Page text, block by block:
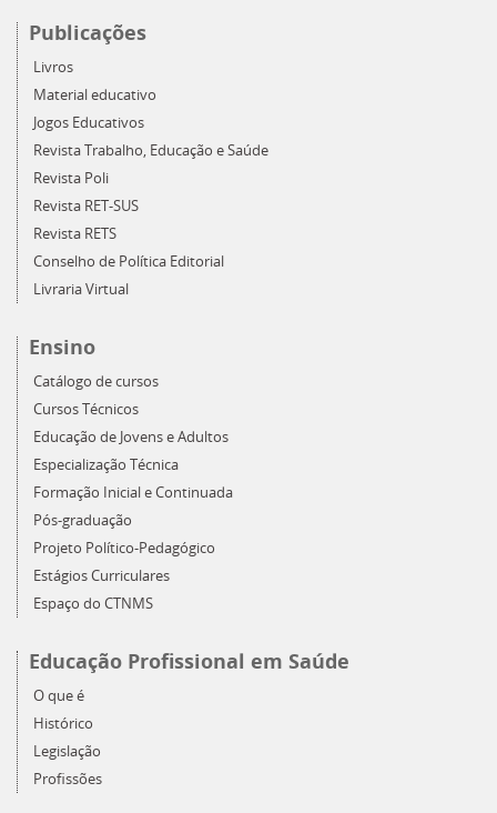
Publicações
Livros
Material educativo
Jogos Educativos
Revista Trabalho, Educação e Saúde
Revista Poli
Revista RET-SUS
Revista RETS
Conselho de Política Editorial
Livraria Virtual
Ensino
Catálogo de cursos
Cursos Técnicos
Educação de Jovens e Adultos
Especialização Técnica
Formação Inicial e Continuada
Pós-graduação
Projeto Político-Pedagógico
Estágios Curriculares
Espaço do CTNMS
Educação Profissional em Saúde
O que é
Histórico
Legislação
Profissões